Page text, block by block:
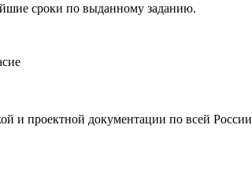
сроки по выданному заданию.
и проектной документации по всей России